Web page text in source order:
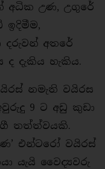
අධික උණ, උගුරේ
ඉදිමීම,
දරුවන් අතරේ
දැකිය හැකිය.
නමැති වයිරස
9 ට අඩු කුඩා
තත්ත්වයකි.
එන්ටරෝ වයිරස්
යැයි වෛද්‍යවරු